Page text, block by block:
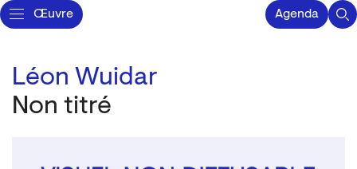
Œuvre Agenda
Léon Wuidar
Non titré